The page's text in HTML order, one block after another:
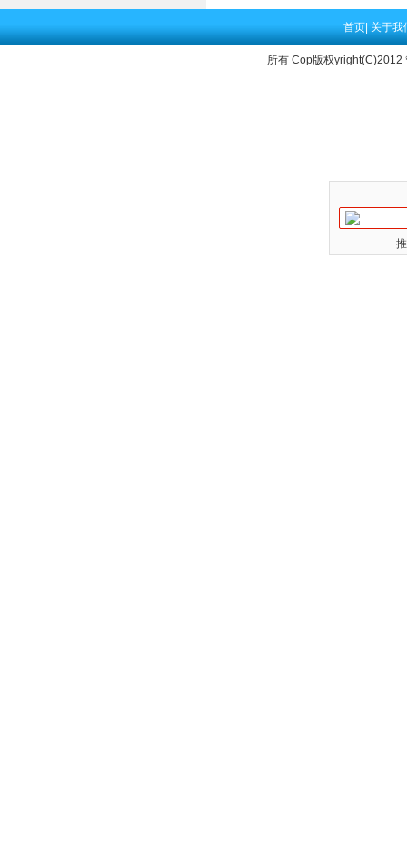
首页 关于
所有 Cop版权yright(C)2012